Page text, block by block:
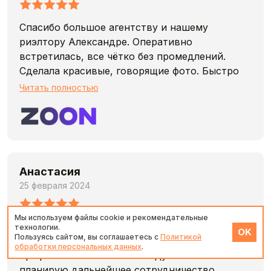
Спасибо большое агентству и нашему
риэлтору Александре. Оперативно
встретилась, все чётко без промедлений.
Сделала красивые, говорящие фото. Быстро
закрыли сделку и сдали квартиру. С большим
понадобится и честно рекомендую всем.
Читать полностью
Анастасия
25 февраля 2024
Благодарю Оксану за результат! Прошли 2
сделки по продаже, оперативно,
профессионально. Рекомендую знакомым и
Мы используем файлы cookie и рекомендательные
технологии.
Пользуясь сайтом, вы соглашаетесь с Политикой
обработки персональных данных.
OK